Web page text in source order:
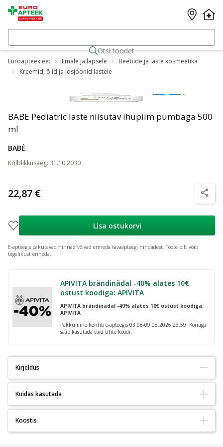
Otsi toodet
Euroapteek.ee: Emale ja lapsele
Beebide ja laste kosmeetika
Kreemid, õlid ja losjoonid lastele
BABE Pediatric laste niisutav ihupiim pumbaga 500
ml
BABÉ
Kõlblikkusaeg: 31.10.2030
22,87 € nõuanne
Lisa ostukorvi
E-apteegis pakutavad hinnad võivad erineda tavaapteegi hindadest. Toote pilt võib
tegelikust erineda.
APIVITA brändinädal -40% alates 10€
ostust koodiga: APIVITA
APIVITA brändinädal -40% alates 10€ ostust koodiga:
APIVITA
Pakkumine kehtib e-apteegis 03.08-09.08.2026 23:59. Korraga
saab kasutada vaid ühte koodi.
Kirjeldus
hoolduseks.
Kuidas kasutada
Kandke puhtale kuivatatud keha nahale, masseerige õrnalt kuni
Koostis